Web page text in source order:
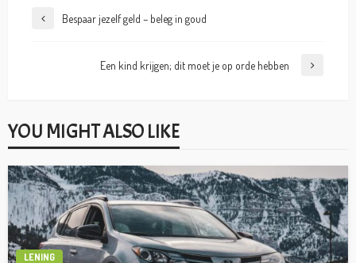
Bespaar jezelf geld – beleg in goud
Een kind krijgen; dit moet je op orde hebben
YOU MIGHT ALSO LIKE
LENING